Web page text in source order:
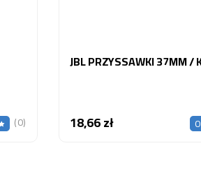
(0)
JBL PRZYSSAWKI 37MM /
18,66 złCena 0